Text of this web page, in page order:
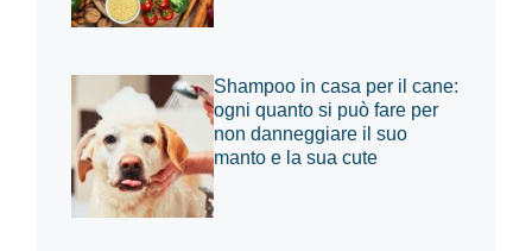
Shampoo in casa per il cane:
ogni quanto si può fare per
non danneggiare il suo
manto e la sua cute